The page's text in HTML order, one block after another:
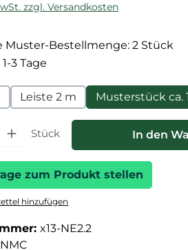
zzgl. Versandkosten
Muster-Bestellmenge: 2 Stück
3 Tage
Leiste 2 m Musterstück ca.
Gib den gewünschten Wert ein
Stück In den
zum Produkt stellen
hinzufügen
x13-NE2.2
NMC